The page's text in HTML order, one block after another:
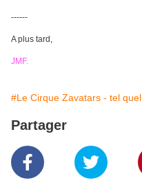
------
A plus tard,
JMF.
#Le Cirque Zavatars - tel quel
Partager